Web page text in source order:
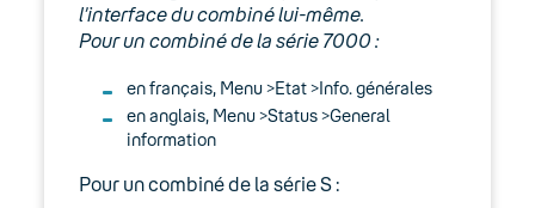
l’interface du combiné lui-même.
Pour un combiné de la série 7000 :
en français, Menu >Etat >Info. générales
en anglais, Menu >Status >General
information
Pour un combiné de la série S :